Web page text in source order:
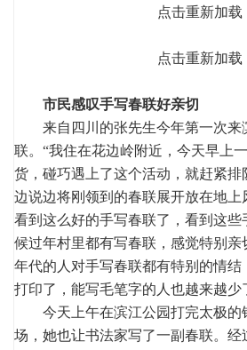
点击重新加载
点击重新加载
市民感叹手写春联好亲切
来自四川的张先生今年第一次来
联。“我住在花边岭附近，今天早上
货，碰巧遇上了这个活动，就赶紧排
边说边将刚领到的春联展开放在地上
看到这么好的手写春联了，看到这
候过年村里都有写春联，感觉特别亲
年代的人对手写春联都有特别的情结
打印了，能写毛笔字的人也越来越少
今天上午在滨江公园打完太极的
场，她也让书法家写了一副春联。经